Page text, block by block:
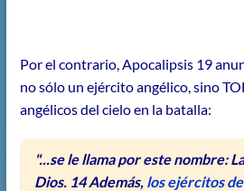
Por el contrario, Apocalipsis 19
no sólo un ejército angélico, sino
angélicos del cielo en la batalla:
"...se le llama por este nombre:
Dios. 14 Además, los ejércitos